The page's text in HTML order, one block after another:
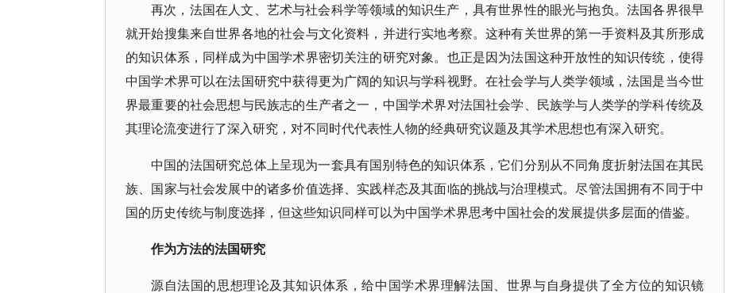
再次，法国在人文、艺术与社会科学等领域的知识生产，具有世界性的眼光与抱负。法国各界很早
就开始搜集来自世界各地的社会与文化资料，并进行实地考察。这种有关世界的第一手资料及其所形成
的知识体系，同样成为中国学术界密切关注的研究对象。也正是因为法国这种开放性的知识传统，使得
中国学术界可以在法国研究中获得更为广阔的知识与学科视野。在社会学与人类学领域，法国是当今世
界最重要的社会思想与民族志的生产者之一，中国学术界对法国社会学、民族学与人类学的学科传统及
其理论流变进行了深入研究，对不同时代代表性人物的经典研究议题及其学术思想也有深入研究。
中国的法国研究总体上呈现为一套具有国别特色的知识体系，它们分别从不同角度折射法国在其民
族、国家与社会发展中的诸多价值选择、实践样态及其面临的挑战与治理模式。尽管法国拥有不同于中
国的历史传统与制度选择，但这些知识同样可以为中国学术界思考中国社会的发展提供多层面的借鉴。
作为方法的法国研究
源自法国的思想理论及其知识体系，给中国学术界理解法国、世界与自身提供了全方位的知识镜